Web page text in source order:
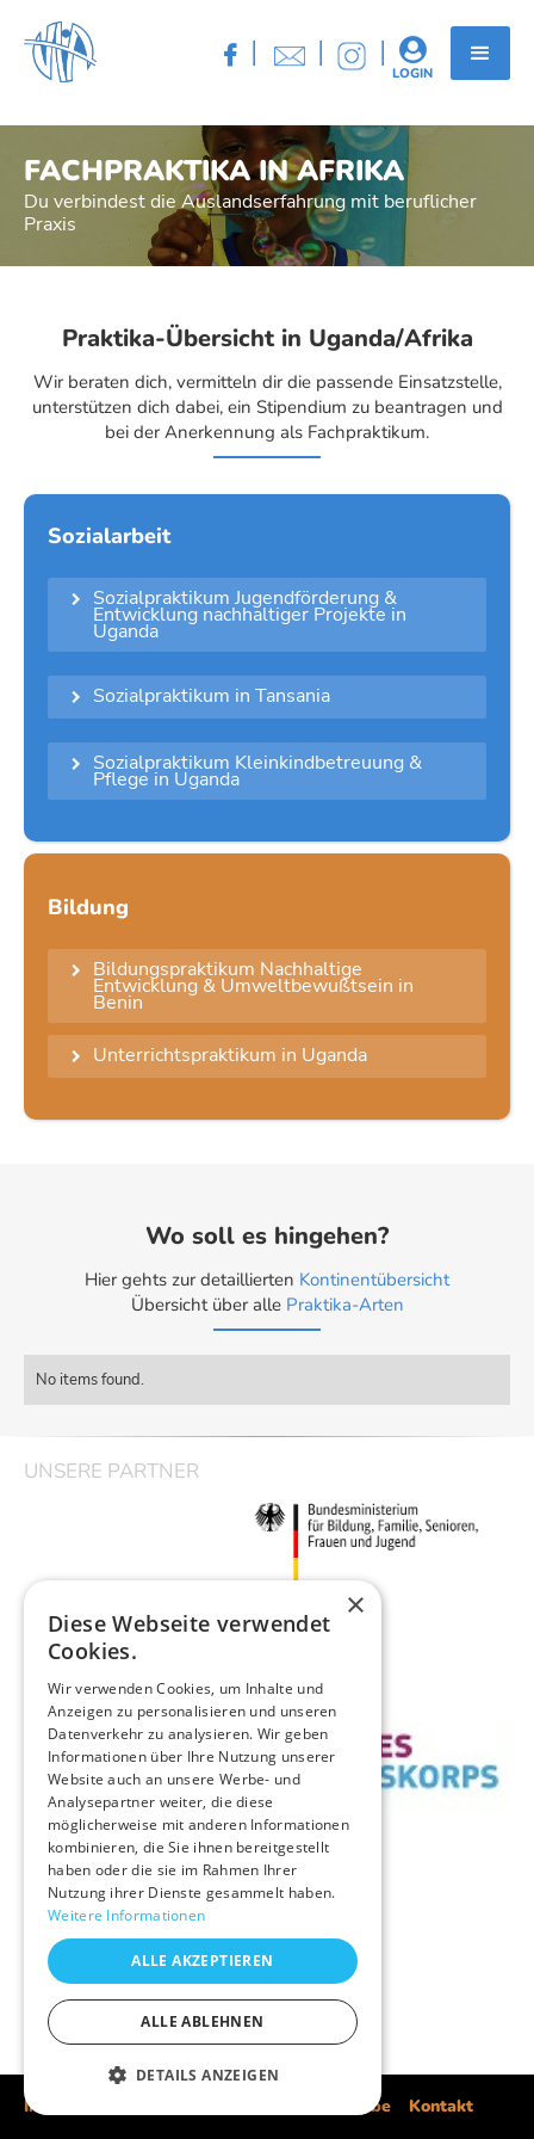
 | | | 
LOGIN
FACHPRAKTIKA IN AFRIKA
Du verbindest die Auslandserfahrung mit beruflicher
Praxis
Praktika-Übersicht in Uganda/Afrika
Wir beraten dich, vermitteln dir die passende Einsatzstelle,
unterstützen dich dabei, ein Stipendium zu beantragen und
bei der Anerkennung als Fachpraktikum.
Sozialarbeit
 Sozialpraktikum Jugendförderung &
Entwicklung nachhaltiger Projekte in
Uganda
 Sozialpraktikum in Tansania
 Sozialpraktikum Kleinkindbetreuung &
Pflege in Uganda
Bildung
 Bildungspraktikum Nachhaltige
Entwicklung & Umweltbewußtsein in
Benin
 Unterrichtspraktikum in Uganda
Wo soll es hingehen?
Hier gehts zur detaillierten Kontinentübersicht
Übersicht über alle Praktika-Arten
No items found.
UNSERE PARTNER
Impressum Datenweitergabe Kontakt
×
Diese Webseite verwendet
Cookies.
Wir verwenden Cookies, um Inhalte und
Anzeigen zu personalisieren und unseren
Datenverkehr zu analysieren. Wir geben
Informationen über Ihre Nutzung unserer
Website auch an unsere Werbe- und
Analysepartner weiter, die diese
möglicherweise mit anderen Informationen
kombinieren, die Sie ihnen bereitgestellt
haben oder die sie im Rahmen Ihrer
Nutzung ihrer Dienste gesammelt haben.
Weitere Informationen
ALLE AKZEPTIEREN
ALLE ABLEHNEN
DETAILS ANZEIGEN